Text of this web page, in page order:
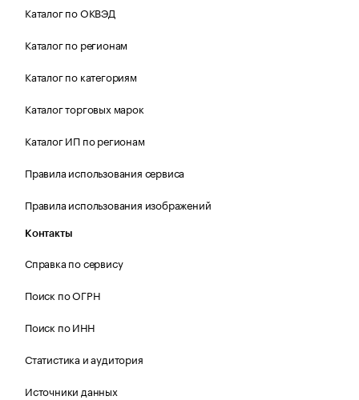
Каталог по ОКВЭД
Каталог по регионам
Каталог по категориям
Каталог торговых марок
Каталог ИП по регионам
Правила использования сервиса
Правила использования изображений
Контакты
Справка по сервису
Поиск по ОГРН
Поиск по ИНН
Статистика и аудитория
Источники данных